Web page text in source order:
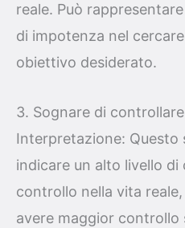
reale. Può
di impotenza nel
obiettivo desiderato.
3. Sognare di
Interpretazione: Questo
indicare un alto livello di
controllo nella vita
avere maggior controllo